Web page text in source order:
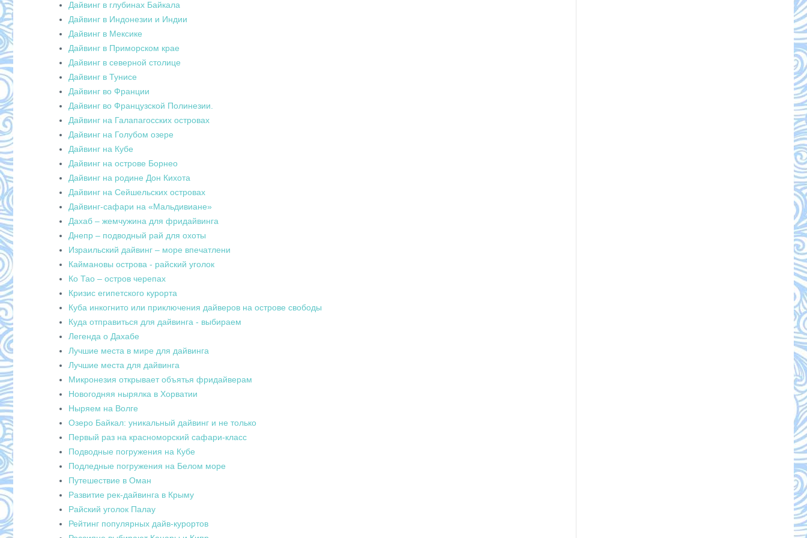
Дайвинг в глубинах Байкала
Дайвинг в Индонезии и Индии
Дайвинг в Мексике
Дайвинг в Приморском крае
Дайвинг в северной столице
Дайвинг в Тунисе
Дайвинг во Франции
Дайвинг во Французской Полинезии.
Дайвинг на Галапагосских островах
Дайвинг на Голубом озере
Дайвинг на Кубе
Дайвинг на острове Борнео
Дайвинг на родине Дон Кихота
Дайвинг на Сейшельских островах
Дайвинг-сафари на «Мальдивиане»
Дахаб – жемчужина для фридайвинга
Днепр – подводный рай для охоты
Израильский дайвинг – море впечатлени
Каймановы острова - райский уголок
Ко Тао – остров черепах
Кризис египетского курорта
Куба инкогнито или приключения дайверов на острове свободы
Куда отправиться для дайвинга - выбираем
Легенда о Дахабе
Лучшие места в мире для дайвинга
Лучшие места для дайвинга
Микронезия открывает объятья фридайверам
Новогодняя нырялка в Хорватии
Ныряем на Волге
Озеро Байкал: уникальный дайвинг и не только
Первый раз на красноморский сафари-класс
Подводные погружения на Кубе
Подледные погружения на Белом море
Путешествие в Оман
Развитие рек-дайвинга в Крыму
Райский уголок Палау
Рейтинг популярных дайв-курортов